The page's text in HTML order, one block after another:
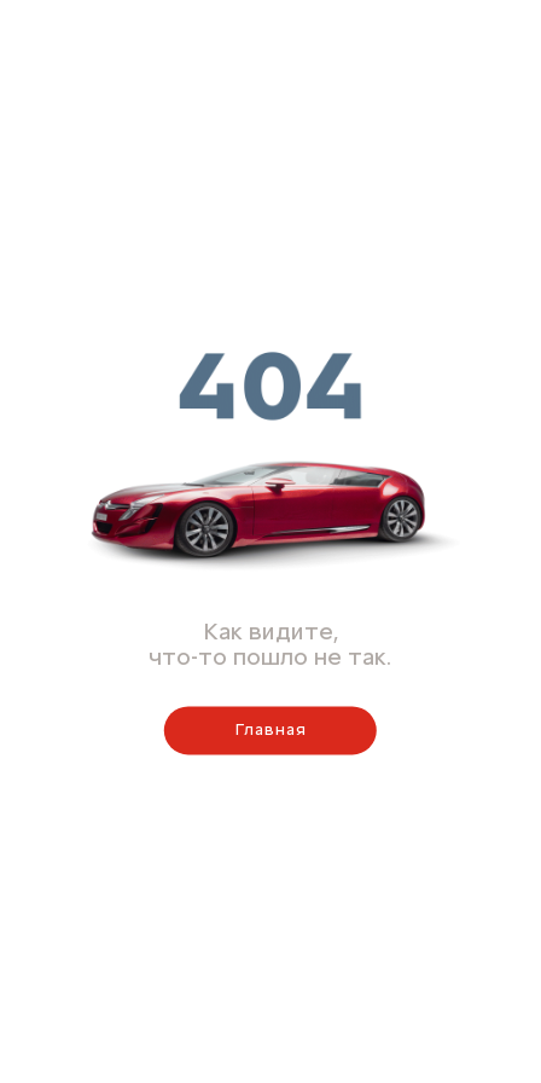
Как видите,
что-то пошло не так.
Главная